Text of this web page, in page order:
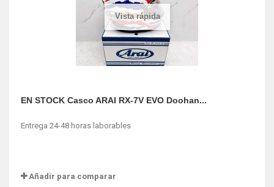
Vista rápida
EN STOCK Casco ARAI RX-7V EVO Doohan...
Entrega 24-48 horas laborables
Añadir para comparar